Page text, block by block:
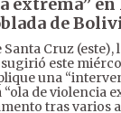
extrema” en
de
Cruz (este),
este
una
de violencia
tras varios